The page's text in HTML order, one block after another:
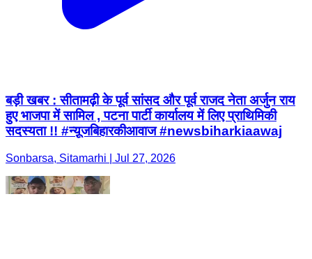
बड़ी खबर : सीतामढ़ी के पूर्व सांसद और पूर्व राजद नेता अर्जुन राय
हुए भाजपा में सामिल , पटना पार्टी कार्यालय में लिए प्राथिमिकी
सदस्यता !! #न्यू़जबिहारकीआवाज #newsbiharkiaawaj
Sonbarsa, Sitamarhi | Jul 27, 2026